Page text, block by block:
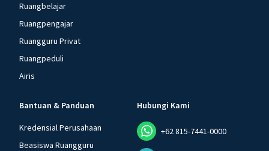
Ruangbelajar
Ruangpengajar
Ruangguru Privat
Ruangpeduli
Airis
Bantuan & Panduan
Kredensial Perusahaan
Beasiswa Ruangguru
Hubungi Kami
+62 815-7441-0000